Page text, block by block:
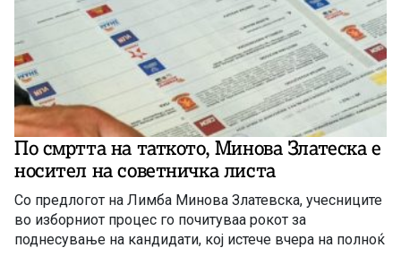
По смртта на таткото, Минова Златеска е
носител на советничка листа
Со предлогот на Лимба Минова Златевска, учесниците
во изборниот процес го почитуваа рокот за
поднесување на кандидати, кој истече вчера на полноќ